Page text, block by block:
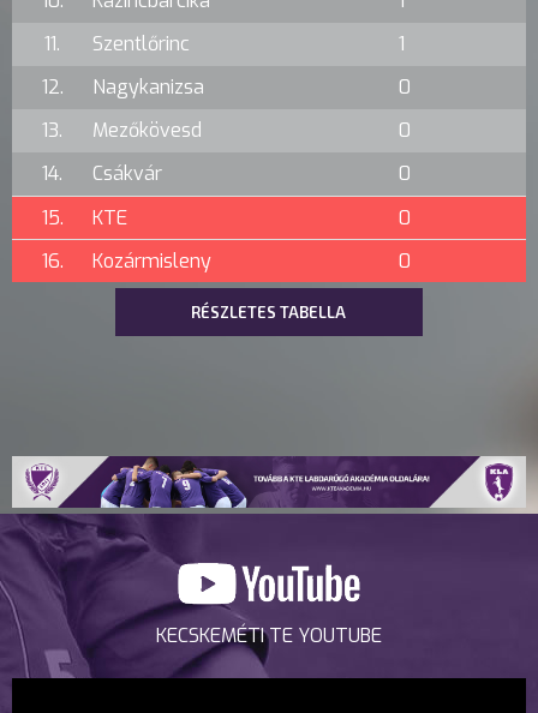
11.
Szentlőrinc
1
12.
Nagykanizsa
0
13.
Mezőkövesd
0
14.
Csákvár
0
15.
KTE
0
16.
Kozármisleny 0
RÉSZLETES TABELLA
KECSKEMÉTI TE YOUTUBE